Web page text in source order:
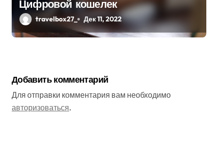
Цифровой кошелек
travelbox27_ Дек 11, 2022
Добавить комментарий
Для отправки комментария вам необходимо
авторизоваться.